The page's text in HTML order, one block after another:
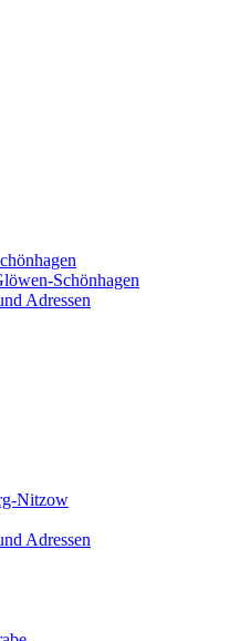
Schönhagen
Adressen
Nitzow
Adressen